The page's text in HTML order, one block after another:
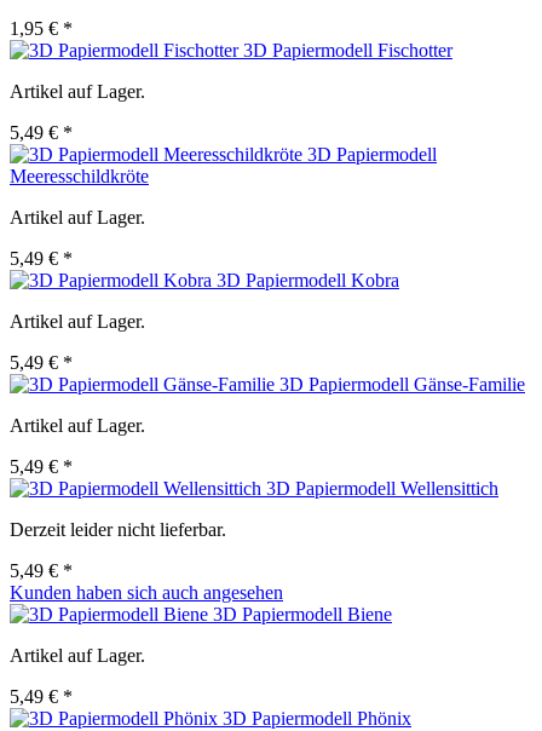
1,95 € *
3D Papiermodell Fischotter
Artikel auf Lager.
5,49 € *
3D Papiermodell
Meeresschildkröte
Artikel auf Lager.
5,49 € *
3D Papiermodell Kobra
Artikel auf Lager.
5,49 € *
3D Papiermodell Gänse-Familie
Artikel auf Lager.
5,49 € *
3D Papiermodell Wellensittich
Derzeit leider nicht lieferbar.
5,49 € *
Kunden haben sich auch angesehen
3D Papiermodell Biene
Artikel auf Lager.
5,49 € *
3D Papiermodell Phönix